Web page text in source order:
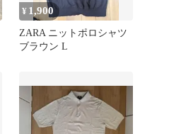
¥ 1,900
ZARA ニットポロシャツ
ブラウン L